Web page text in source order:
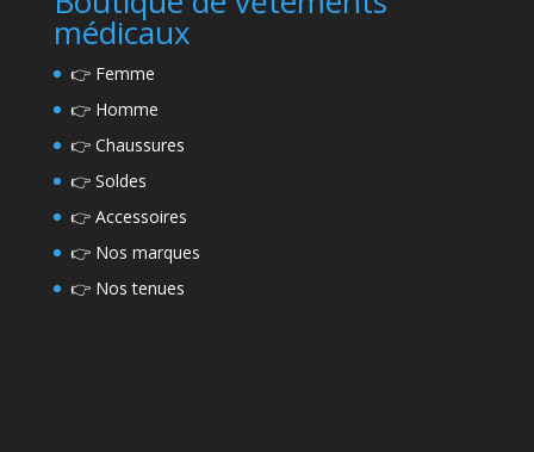
médicaux
👉 Femme
👉 Homme
👉 Chaussures
👉 Soldes
👉 Accessoires
👉 Nos marques
👉 Nos tenues